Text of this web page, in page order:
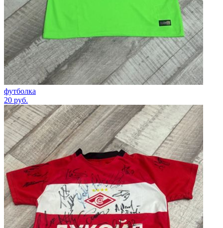
футболка
20 руб.